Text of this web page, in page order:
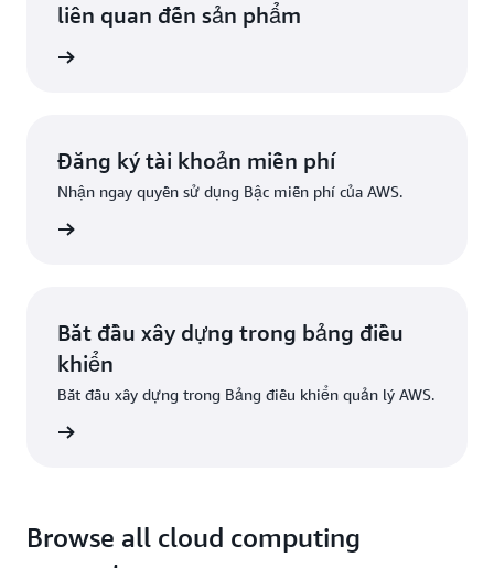
liên quan đến sản phẩm
Đăng ký tài khoản miễn phí
Nhận ngay quyền sử dụng Bậc miễn phí của AWS.
Bắt đầu xây dựng trong bảng điều
khiển
Bắt đầu xây dựng trong Bảng điều khiển quản lý AWS.
Browse all cloud computing